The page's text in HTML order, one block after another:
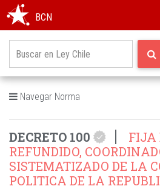
BCN
Navegar Norma
DECRETO 100
FIJA
REFUNDIDO,
SISTEMATIZADO DE LA
POLITICA DE LA